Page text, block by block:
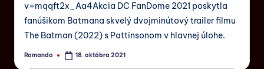
v=mqqft2x_Aa4Akcia DC FanDome 2021 poskytla
fanúšikom Batmana skvelý dvojminútový trailer filmu
The Batman (2022) s Pattinsonom v hlavnej úlohe.
Romando 18. októbra 2021